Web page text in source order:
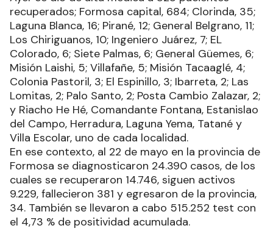
recuperados; Formosa capital, 684; Clorinda, 35;
Laguna Blanca, 16; Pirané, 12; General Belgrano, 11;
Los Chiriguanos, 10; Ingeniero Juárez, 7; EL
Colorado, 6; Siete Palmas, 6; General Güemes, 6;
Misión Laishi, 5; Villafañe, 5; Misión Tacaaglé, 4;
Colonia Pastoril, 3; El Espinillo, 3; Ibarreta, 2; Las
Lomitas, 2; Palo Santo, 2; Posta Cambio Zalazar, 2;
y Riacho He Hé, Comandante Fontana, Estanislao
del Campo, Herradura, Laguna Yema, Tatané y
Villa Escolar, uno de cada localidad.
En ese contexto, al 22 de mayo en la provincia de
Formosa se diagnosticaron 24.390 casos, de los
cuales se recuperaron 14.746, siguen activos
9.229, fallecieron 381 y egresaron de la provincia,
34. También se llevaron a cabo 515.252 test con
el 4,73 % de positividad acumulada.